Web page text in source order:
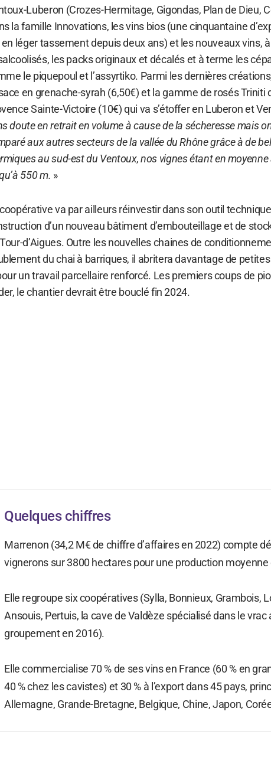
Luberon (Crozes-Hermitage, Gigondas, Plan de Dieu,
la famille Innovations, les vins bios (une cinquantaine
en léger tassement depuis deux ans) et les nouveaux vins,
les packs originaux et décalés et à terme les
le piquepoul et l’assyrtiko. Parmi les dernières
en grenache-syrah (6,50€) et la gamme de rosés Triniti
Sainte-Victoire (10€) qui va s’étoffer en Luberon et
doute en retrait en volume à cause de la sécheresse mais
aux autres secteurs de la vallée du Rhône grâce à de
au sud-est du Ventoux, nos vignes étant en moyenne
550 m. »
va par ailleurs réinvestir dans son outil
d’un nouveau bâtiment d’embouteillage et de
d’Aigues. Outre les nouvelles chaines de
du chai à barriques, il abritera davantage de
un travail parcellaire renforcé. Les premiers coups de
le chantier devrait être bouclé fin 2024.
Quelques chiffres
Marrenon (34,2 M€ de chiffre d’affaires en 2022) compte
vignerons sur 3800 hectares pour une production moyenne
Elle regroupe six coopératives (Sylla, Bonnieux, Grambois,
Ansouis, Pertuis, la cave de Valdèze spécialisé dans le vrac
groupement en 2016).
Elle commercialise 70 % de ses vins en France (60 % en
40 % chez les cavistes) et 30 % à l’export dans 45 pays,
Allemagne, Grande-Bretagne, Belgique, Chine, Japon,